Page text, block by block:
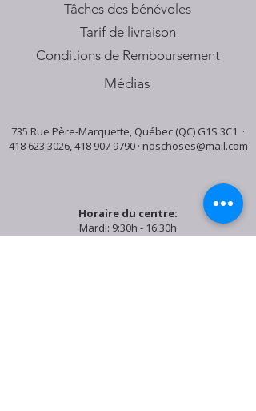
Tâches des bénévoles
Tarif de livraison
Conditions de Remboursement
Médias
735 Rue Père-Marquette, Québec (QC) G1S 3C1 ·
418 623 3026,418 907 9790· noschoses@mail.com
Horaire du centre:
Mardi: 9:30h - 16:30h